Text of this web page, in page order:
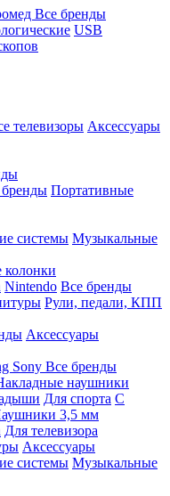
Все бренды
USB
телевизоры Аксессуары
Портативные
системы Музыкальные
колонки
Nintendo Все бренды
Рули, педали, КПП
Аксессуары
Sony Все бренды
наушники
Для спорта С
3,5 мм
Для телевизора
Аксессуары
системы Музыкальные